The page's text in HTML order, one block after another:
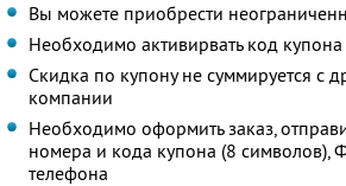
Вы можете приобрести
Необходимо активирвать код купона
Скидка по купону не суммируется с
компании
Необходимо оформить заказ,
номера и кода купона (8 символов),
телефона